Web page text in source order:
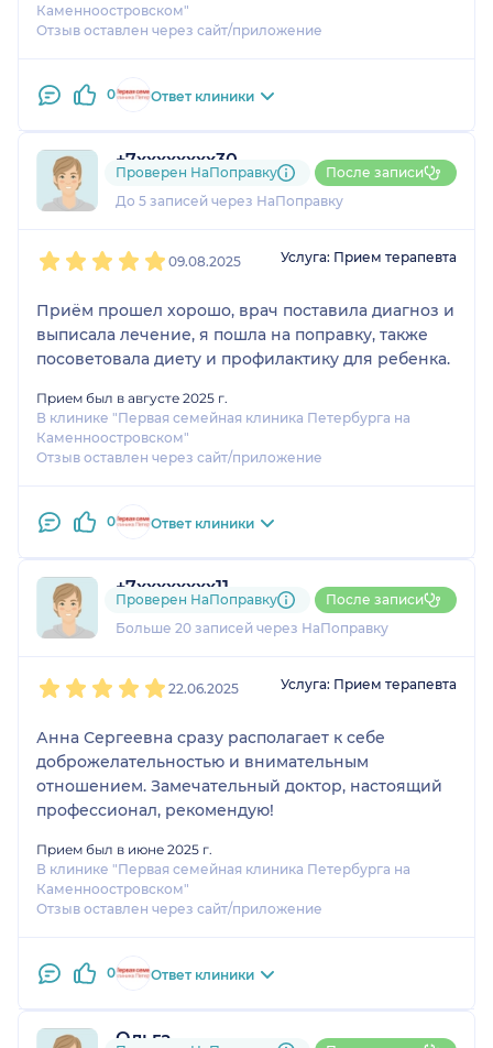
Каменноостровском"
Отзыв оставлен через сайт/приложение
0 Ответ клиники
+7xxxxxxxx30
1 отзыв
До 5 записей через НаПоправку
Проверен НаПоправку После записи
09.08.2025 Услуга: Прием терапевта
Приём прошел хорошо, врач поставила диагноз и
выписала лечение, я пошла на поправку, также
посоветовала диету и профилактику для ребенка.
Прием был в августе 2025 г.
В клинике "Первая семейная клиника Петербурга на
Каменноостровском"
Отзыв оставлен через сайт/приложение
0 Ответ клиники
+7xxxxxxxx11
3 отзываи 5 оценок
Больше 20 записей через НаПоправку
Проверен НаПоправку После записи
22.06.2025 Услуга: Прием терапевта
Анна Сергеевна сразу располагает к себе
доброжелательностью и внимательным
отношением. Замечательный доктор, настоящий
профессионал, рекомендую!
Прием был в июне 2025 г.
В клинике "Первая семейная клиника Петербурга на
Каменноостровском"
Отзыв оставлен через сайт/приложение
0 Ответ клиники
Ольга